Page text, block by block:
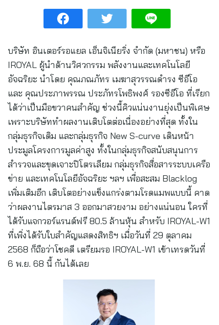
บริษัท อินเตอร์รอแยล เอ็นจิเนียริ่ง จำกัด (มหาชน) หรือ
IROYAL ผู้นำด้านวิศวกรรม พลังงานและเทคโนโลยี
อัจฉริยะ นำโดย คุณภณภัทร เมฆาสุวรรณดำรง ซีอีโอ
และ คุณประภาพรรณ ประภัทรโพธิพงศ์ รองซีอีโอ ที่เรียก
ได้ว่าเป็นมือขวาคนสำคัญ ช่วงนี้คิวแน่นงานยุ่งเป็นพิเศษ
เพราะบริษัททำผลงานเติบโตต่อเนื่องอย่างที่สุด ทั้งใน
กลุ่มธุรกิจเดิม และกลุ่มธุรกิจ New S-curve เดินหน้า
ประมูลโครงการมูลค่าสูง ทั้งในกลุ่มธุรกิจสนับสนุนการ
สำรวจและขุดเจาะปิโตรเลียม กลุ่มธุรกิจสื่อสารระบบเครือ
ข่าย และเทคโนโลยีอัจฉริยะ ฯลฯ เพื่อสะสม Blacklog
เพิ่มเติมอีก เติบโตอย่างแข็งแกร่งตามโรดแมพแบบนี้ คาด
ว่าผลงานไตรมาส 3 ออกมาสวยงาม อย่างแน่นอน ใครที่
ได้รับแจกวอร์แรนต์ฟรี 80.5 ล้านหุ้น สำหรับ IROYAL-W1
ที่เพิ่งได้รับใบสำคัญแสดงสิทธิฯ เมื่อวันที่ 29 ตุลาคม
2568 ก็ถือว่าโชคดี เตรียมรอ IROYAL-W1 เข้าเทรดวันที่
6 พ.ย. 68 นี้ กันได้เลย